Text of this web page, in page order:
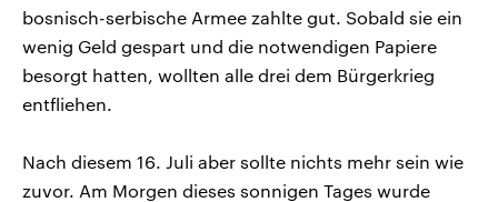
bosnisch-serbische Armee zahlte gut. Sobald sie ein
wenig Geld gespart und die notwendigen Papiere
besorgt hatten, wollten alle drei dem Bürgerkrieg
entfliehen.
Nach diesem 16. Juli aber sollte nichts mehr sein wie
zuvor. Am Morgen dieses sonnigen Tages wurde